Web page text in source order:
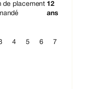
de placement 12
ans
4 5 6 7